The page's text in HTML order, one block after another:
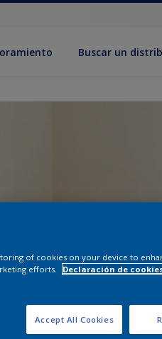
Buscar un
of cookies on your device to
efforts.
Declaración de
Accept All Cookies